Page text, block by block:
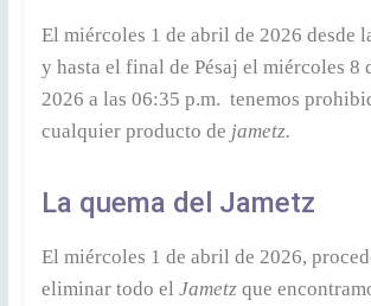
El miércoles 1 de abril de 2026 desde
y hasta el final de Pésaj el miércoles 8
2026 a las 06:35 p.m. tenemos
cualquier producto de jametz.
La quema del Jametz
El miércoles 1 de abril de 2026,
eliminar todo el Jametz que